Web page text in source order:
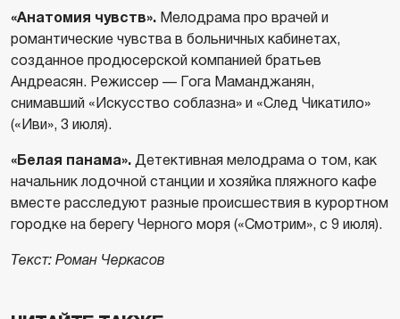
«Анатомия чувств». Мелодрама про врачей и
романтические чувства в больничных кабинетах,
созданное продюсерской компанией братьев
Андреасян. Режиссер — Гога Маманджанян,
снимавший «Искусство соблазна» и «След Чикатило»
(«Иви», 3 июля).
«Белая панама». Детективная мелодрама о том, как
начальник лодочной станции и хозяйка пляжного кафе
вместе расследуют разные происшествия в курортном
городке на берегу Черного моря («Смотрим», с 9 июля).
Текст: Роман Черкасов